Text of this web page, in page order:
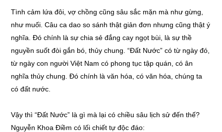
Tình cảm lứa đôi, vợ chồng cũng sâu sắc mặn mà như gừng,
như muối. Câu ca dao so sánh thật giản đơn nhưng cũng thật ý
nghĩa. Đó chính là sự chia sẻ đắng cay ngọt bùi, là sự thề
nguyền suốt đòi gắn bó, thủy chung. “Đất Nước” có từ ngày đó,
từ ngày con người Việt Nam có phong tục tập quán, có ân
nghĩa thủy chung. Đó chính là văn hóa, có văn hóa, chúng ta
có đất nước.
Vậy thì “Đất Nước” là gì mà lại có chiều sâu lịch sử đến thế?
Nguyễn Khoa Điềm có lối chiết tự độc đáo: